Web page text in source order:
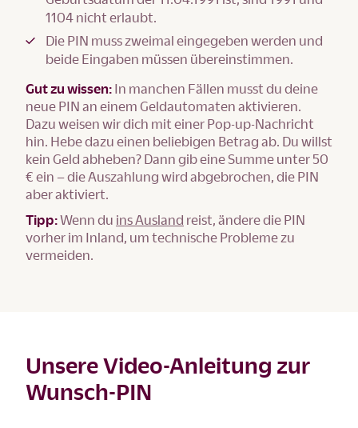
1104 nicht erlaubt.
Die PIN muss zweimal eingegeben werden und
beide Eingaben müssen übereinstimmen.
Gut zu wissen: In manchen Fällen musst du deine
neue PIN an einem Geldautomaten aktivieren.
Dazu weisen wir dich mit einer Pop-up-Nachricht
hin. Hebe dazu einen beliebigen Betrag ab. Du willst
kein Geld abheben? Dann gib eine Summe unter 50
€ ein – die Auszahlung wird abgebrochen, die PIN
aber aktiviert.
Tipp:Wenn du ins Ausland reist, ändere die PIN
vorher im Inland, um technische Probleme zu
vermeiden.
Unsere Video-Anleitung zur
Wunsch-PIN